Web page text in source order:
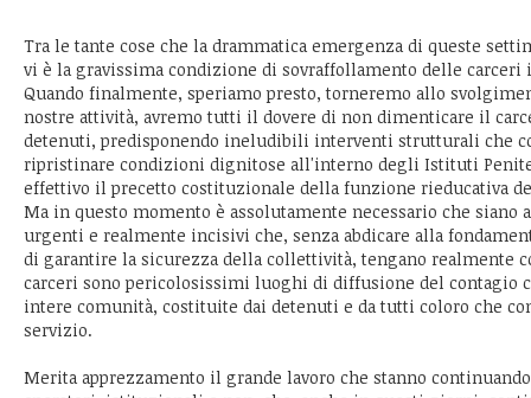
Tra le tante cose che la drammatica emergenza di queste
vi è la gravissima condizione di sovraffollamento delle carceri
Quando finalmente, speriamo presto, torneremo allo
nostre attività, avremo tutti il dovere di non dimenticare il
detenuti, predisponendo ineludibili interventi strutturali che
ripristinare condizioni dignitose all'interno degli Istituti
effettivo il precetto costituzionale della funzione rieducativa
Ma in questo momento è assolutamente necessario che siano
urgenti e realmente incisivi che, senza abdicare alla
di garantire la sicurezza della collettività, tengano realmente
carceri sono pericolosissimi luoghi di diffusione del contagio
intere comunità, costituite dai detenuti e da tutti coloro che
servizio.
Merita apprezzamento il grande lavoro che stanno